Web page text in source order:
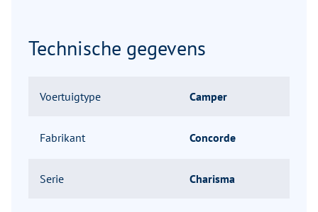
Technische gegevens
Voertuigtype Camper
Fabrikant Concorde
Serie Charisma